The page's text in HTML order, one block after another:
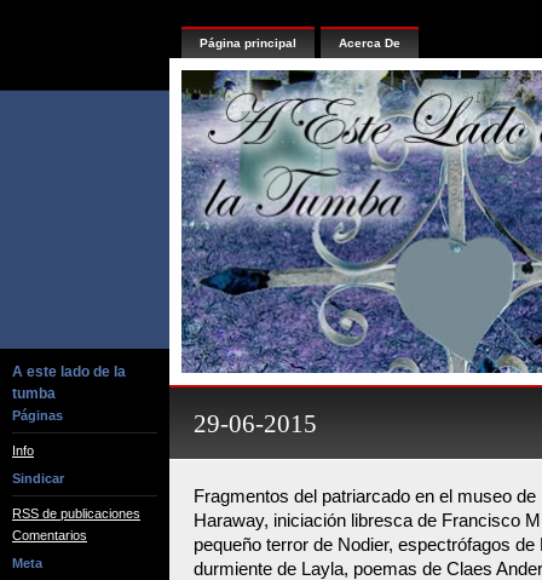
A este lado de la
tumba
Páginas
Info
Sindicar
RSS de publicaciones
Comentarios
Meta
Página principal Acerca De
29-06-2015
Fragmentos del patriarcado en el museo
Haraway, iniciación libresca de Francisco
pequeño terror de Nodier, espectrófagos
durmiente de Layla, poemas de Claes